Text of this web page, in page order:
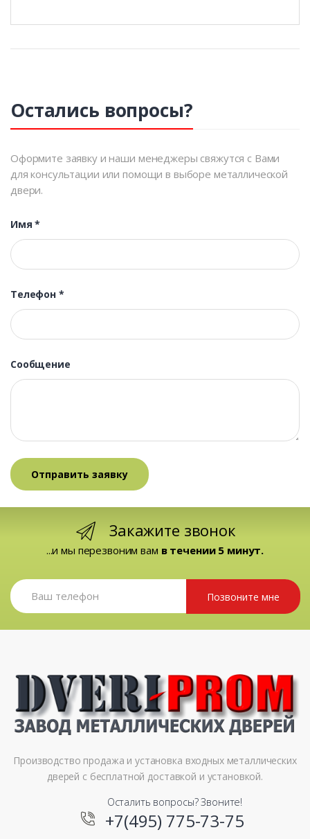
Остались вопросы?
Оформите заявку и наши менеджеры свяжутся с Вами
для консультации или помощи в выборе металлической
двери.
Имя*
Телефон *
Сообщение
Закажите звонок
...и мы перезвоним вам в течении 5 минут.
Позвоните мне
Производство продажа и установка входных металлических
дверей с бесплатной доставкой и установкой.
Осталить вопросы? Звоните!
+7(495) 775-73-75